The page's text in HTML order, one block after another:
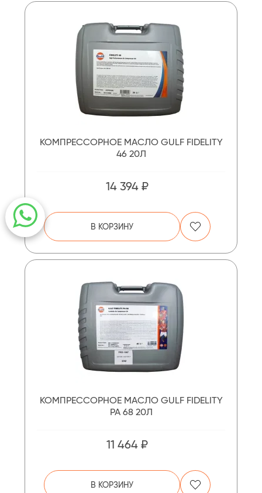
КОМПРЕССОРНОЕ МАСЛО GULF FIDELITY
46 20Л
14 394 ₽
В КОРЗИНУ
КОМПРЕССОРНОЕ МАСЛО GULF FIDELITY
PA 68 20Л
11 464 ₽
В КОРЗИНУ